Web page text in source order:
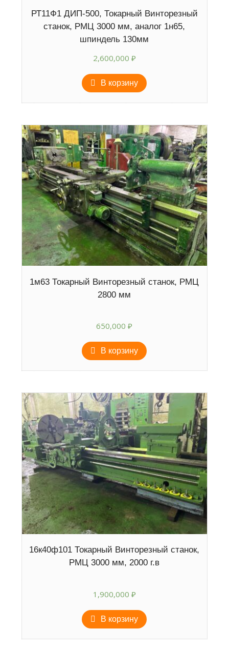
РТ11Ф1 ДИП-500, Токарный Винторезный
станок, РМЦ 3000 мм, аналог 1н65,
шпиндель 130мм
2,600,000 ₽
В корзину
1м63 Токарный Винторезный станок, РМЦ
2800 мм
650,000₽
В корзину
16к40ф101 Токарный Винторезный станок,
РМЦ 3000 мм, 2000 г.в
1,900,000 ₽
В корзину